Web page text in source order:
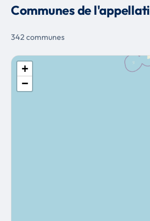
Communes de
342 communes
+
−